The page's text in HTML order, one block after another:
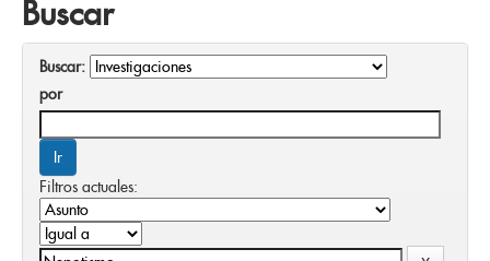
Buscar
Buscar:
por
Filtros actuales: